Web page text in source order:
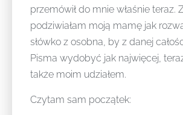
przemówił do mnie właśnie teraz.
podziwiałam moją mamę jak
słówko z osobna, by z danej
Pisma wydobyć jak najwięcej,
także moim udziałem.
Czytam sam początek: